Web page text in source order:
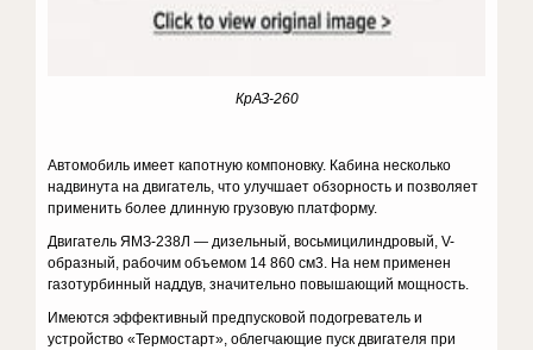
КрАЗ-260
Автомобиль имеет капотную компоновку. Кабина несколько
надвинута на двигатель, что улучшает обзорность и позволяет
применить более длинную грузовую платформу.
Двигатель ЯМЗ-238Л — дизельный, восьмицилиндровый, V-
образный, рабочим объемом 14 860 см3. На нем применен
газотурбинный наддув, значительно повышающий мощность.
Имеются эффективный предпусковой подогреватель и
устройство «Термостарт», облегчающие пуск двигателя при